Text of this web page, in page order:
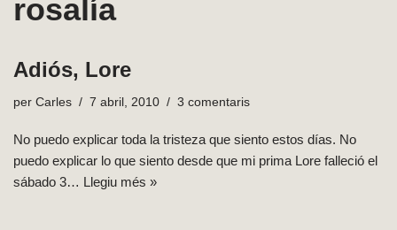
rosalía
Adiós, Lore
per Carles 7 abril, 2010 3 comentaris
No puedo explicar toda la tristeza que siento estos días. No
puedo explicar lo que siento desde que mi prima Lore falleció el
sábado 3… Llegiu més »